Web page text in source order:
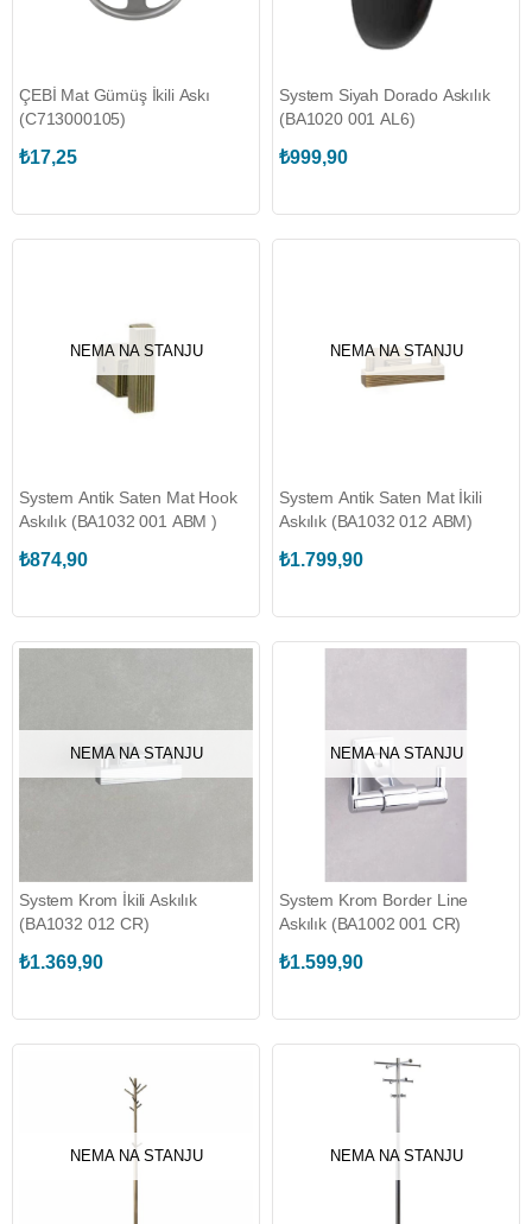
ÇEBİ Mat Gümüş İkili Askı
(C713000105)
₺17,25
System Siyah Dorado Askılık
(BA1020 001 AL6)
₺999,90
NEMA NA STANJU
System Antik Saten Mat Hook
Askılık (BA1032 001 ABM )
₺874,90
NEMA NA STANJU
System Antik Saten Mat İkili
Askılık (BA1032 012 ABM)
₺1.799,90
NEMA NA STANJU
System Krom İkili Askılık
(BA1032 012 CR)
₺1.369,90
NEMA NA STANJU
System Krom Border Line
Askılık (BA1002 001 CR)
₺1.599,90
NEMA NA STANJU NEMA NA STANJU